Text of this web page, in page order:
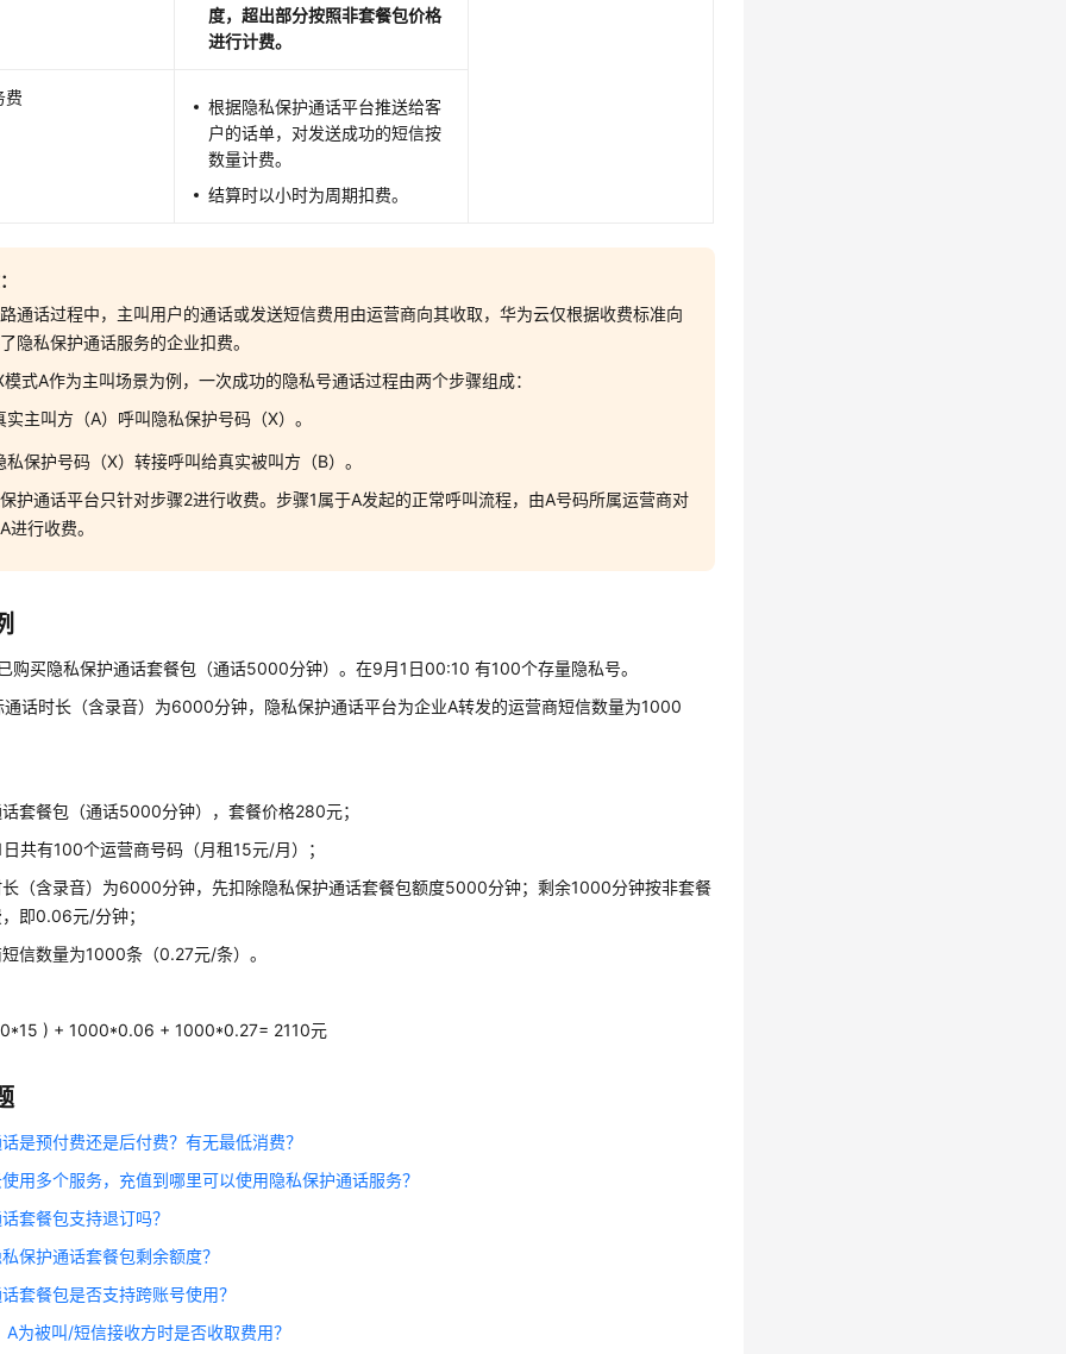
度，超出部分按照非套餐包价格
进行计费。
费
根据隐私保护通话平台推送给客
户的话单，对发送成功的短信按
数量计费。
结算时以小时为周期扣费。
通话过程中，主叫用户的通话或发送短信费用由运营商向其收取，华为云仅根据收费标准向
隐私保护通话服务的企业扣费。
模式A作为主叫场景为例，一次成功的隐私号通话过程由两个步骤组成：
实主叫方（A）呼叫隐私保护号码（X）。
私保护号码（X）转接呼叫给真实被叫方（B）。
护通话平台只针对步骤2进行收费。步骤1属于A发起的正常呼叫流程，由A号码所属运营商对
进行收费。
购买隐私保护通话套餐包（通话5000分钟）。在9月1日00:10 有100个存量隐私号。
通话时长（含录音）为6000分钟，隐私保护通话平台为企业A转发的运营商短信数量为1000
套餐包（通话5000分钟），套餐价格280元；
共有100个运营商号码（月租15元/月）；
长（含录音）为6000分钟，先扣除隐私保护通话套餐包额度5000分钟；剩余1000分钟按非套餐
即0.06元/分钟；
信数量为1000条（0.27元/条）。
) + 1000*0.06 + 1000*0.27= 2110元
是预付费还是后付费？有无最低消费？
用多个服务，充值到哪里可以使用隐私保护通话服务？
套餐包支持退订吗？
保护通话套餐包剩余额度？
套餐包是否支持跨账号使用？
A为被叫/短信接收方时是否收取费用？